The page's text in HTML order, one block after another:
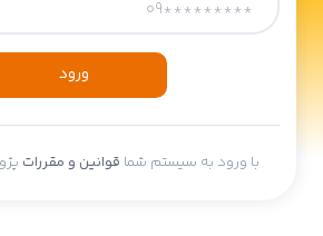
ورود
با ورود به سیستم شما قوانین و مقررات